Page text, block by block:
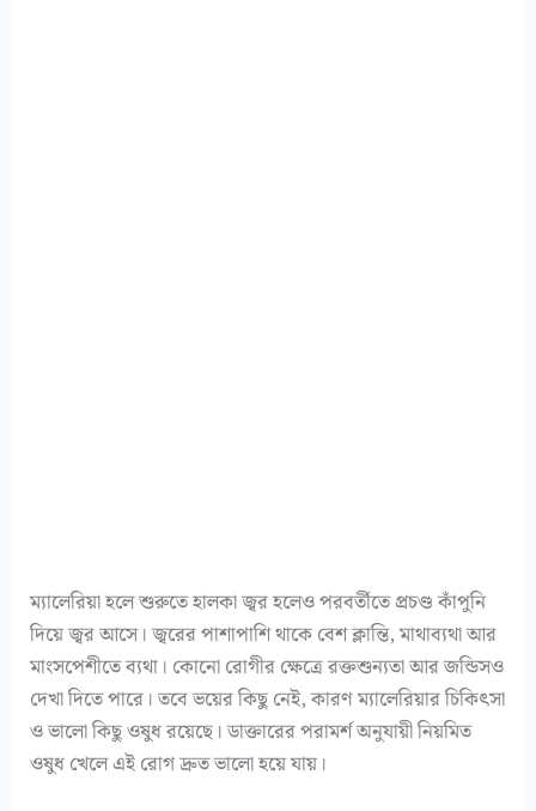
ম্যালেরিয়া হলে শুরুতে হালকা জ্বর হলেও পরবর্তীতে প্রচণ্ড কাঁপুনি
দিয়ে জ্বর আসে। জ্বরের পাশাপাশি থাকে বেশ ক্লান্তি, মাথাব্যথা আর
মাংসপেশীতে ব্যথা। কোনো রোগীর ক্ষেত্রে রক্তশুন্যতা আর জন্ডিসও
দেখা দিতে পারে। তবে ভয়ের কিছু নেই, কারণ ম্যালেরিয়ার চিকিৎসা
ও ভালো কিছু ওষুধ রয়েছে। ডাক্তারের পরামর্শ অনুযায়ী নিয়মিত
ওষুধ খেলে এই রোগ দ্রুত ভালো হয়ে যায়।